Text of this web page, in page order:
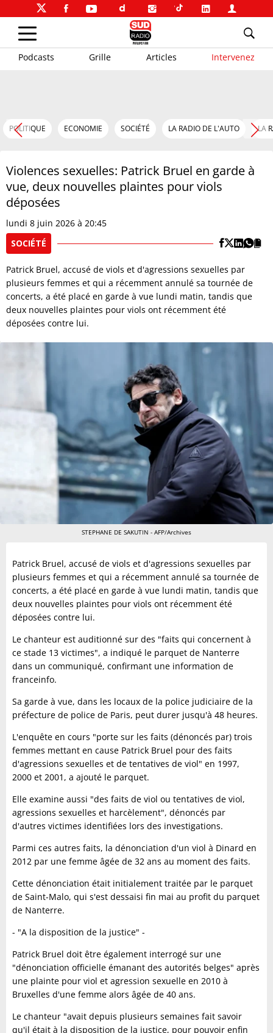
Podcasts Grille Articles Intervenez
POLITIQUE ECONOMIE SOCIÉTÉ LA RADIO DE L'AUTO LA
Violences sexuelles: Patrick Bruel en garde à
vue, deux nouvelles plaintes pour viols
déposées
lundi 8 juin 2026 à 20:45
SOCIÉTÉ
Patrick Bruel, accusé de viols et d'agressions sexuelles par
plusieurs femmes et qui a récemment annulé sa tournée de
concerts, a été placé en garde à vue lundi matin, tandis que
deux nouvelles plaintes pour viols ont récemment été
déposées contre lui.
STEPHANE DE SAKUTIN - AFP/Archives
Patrick Bruel, accusé de viols et d'agressions sexuelles par
plusieurs femmes et qui a récemment annulé sa tournée de
concerts, a été placé en garde à vue lundi matin, tandis que
deux nouvelles plaintes pour viols ont récemment été
déposées contre lui.
Le chanteur est auditionné sur des "faits qui concernent à
ce stade 13 victimes", a indiqué le parquet de Nanterre
dans un communiqué, confirmant une information de
franceinfo.
Sa garde à vue, dans les locaux de la police judiciaire de la
préfecture de police de Paris, peut durer jusqu'à 48 heures.
L'enquête en cours "porte sur les faits (dénoncés par) trois
femmes mettant en cause Patrick Bruel pour des faits
d'agressions sexuelles et de tentatives de viol" en 1997,
2000 et 2001, a ajouté le parquet.
Elle examine aussi "des faits de viol ou tentatives de viol,
agressions sexuelles et harcèlement", dénoncés par
d'autres victimes identifiées lors des investigations.
Parmi ces autres faits, la dénonciation d'un viol à Dinard en
2012 par une femme âgée de 32 ans au moment des faits.
Cette dénonciation était initialement traitée par le parquet
de Saint-Malo, qui s'est dessaisi fin mai au profit du parquet
de Nanterre.
- "A la disposition de la justice" -
Patrick Bruel doit être également interrogé sur une
"dénonciation officielle émanant des autorités belges" après
une plainte pour viol et agression sexuelle en 2010 à
Bruxelles d'une femme alors âgée de 40 ans.
Le chanteur "avait depuis plusieurs semaines fait savoir
qu'il était à la disposition de la justice, pour pouvoir enfin